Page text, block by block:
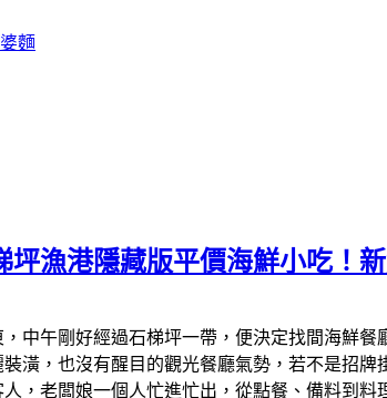
麵
漁港隱藏版平價海鮮小吃！
中午剛好經過石梯坪一帶，便決定找間海鮮
潢，也沒有醒目的觀光餐廳氣勢，若不是招
，老闆娘一個人忙進忙出，從點餐、備料到